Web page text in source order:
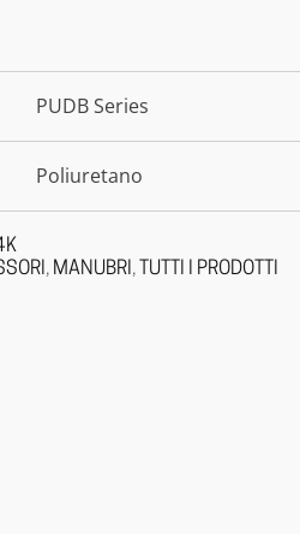
PUDB Series
Poliuretano
, MANUBRI, TUTTI I PRODOTTI